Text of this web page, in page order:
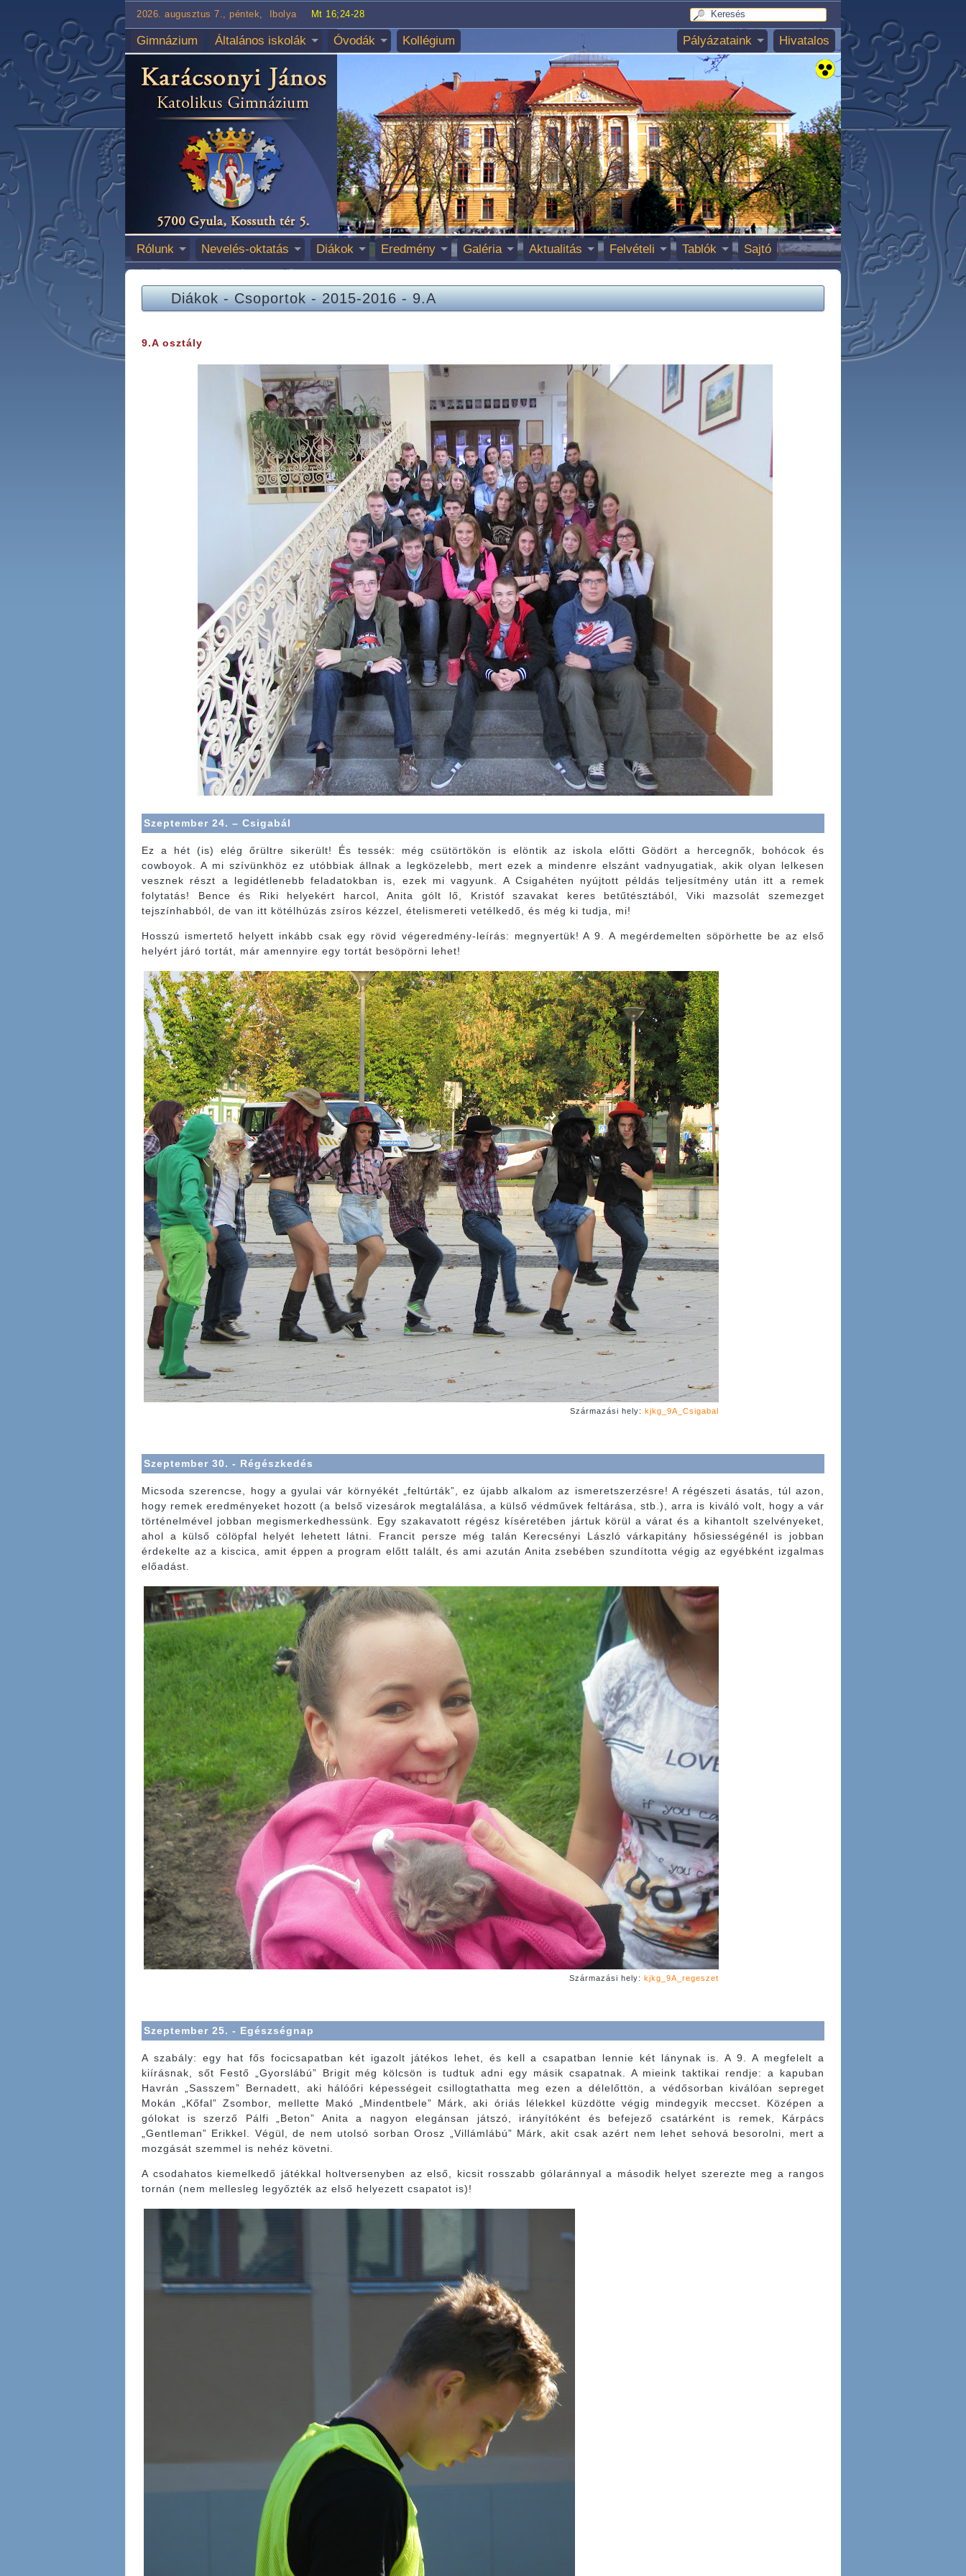
2026. augusztus 7., péntek, Ibolya Mt 16;24-28
Gimnázium Általános iskolák Óvodák Kollégium Hivatalos
Pályázataink
Rólunk Nevelés-oktatás Diákok Eredmény Galéria Aktualitás Felvételi Tablók Sajtó
Diákok-Csoportok-2015-2016-9.A
9.A osztály
Szeptember 24. – Csigabál
Ez a hét (is) elég őrültre sikerült! És tessék: még csütörtökön is elöntik az iskola előtti Gödört a hercegnők, bohócok és
cowboyok. A mi szívünkhöz ez utóbbiak állnak a legközelebb, mert ezek a mindenre elszánt vadnyugatiak, akik olyan lelkesen
vesznek részt a legidétlenebb feladatokban is, ezek mi vagyunk. A Csigahéten nyújtott példás teljesítmény után itt a remek
folytatás! Bence és Riki helyekért harcol, Anita gólt lő, Kristóf szavakat keres betűtésztából, Viki mazsolát szemezget
tejszínhabból, de van itt kötélhúzás zsíros kézzel, ételismereti vetélkedő, és még ki tudja, mi!
Hosszú ismertető helyett inkább csak egy rövid végeredmény-leírás: megnyertük! A 9. A megérdemelten söpörhette be az első
helyért járó tortát, már amennyire egy tortát besöpörni lehet!
Származási hely: kjkg_9A_Csigabal
Szeptember 30. - Régészkedés
Micsoda szerencse, hogy a gyulai vár környékét „feltúrták”, ez újabb alkalom az ismeretszerzésre! A régészeti ásatás, túl azon,
hogy remek eredményeket hozott (a belső vizesárok megtalálása, a külső védművek feltárása, stb.), arra is kiváló volt, hogy a vár
történelmével jobban megismerkedhessünk. Egy szakavatott régész kíséretében jártuk körül a várat és a kihantolt szelvényeket,
ahol a külső cölöpfal helyét lehetett látni. Francit persze még talán Kerecsényi László várkapitány hősiességénél is jobban
érdekelte az a kiscica, amit éppen a program előtt talált, és ami azután Anita zsebében szundította végig az egyébként izgalmas
előadást.
Származási hely: kjkg_9A_regeszet
Szeptember 25. - Egészségnap
A szabály: egy hat fős focicsapatban két igazolt játékos lehet, és kell a csapatban lennie két lánynak is. A 9. A megfelelt a
kiírásnak, sőt Festő „Gyorslábú” Brigit még kölcsön is tudtuk adni egy másik csapatnak. A mieink taktikai rendje: a kapuban
Havrán „Sasszem” Bernadett, aki hálóőri képességeit csillogtathatta meg ezen a délelőttön, a védősorban kiválóan sepreget
Mokán „Kőfal” Zsombor, mellette Makó „Mindentbele” Márk, aki óriás lélekkel küzdötte végig mindegyik meccset. Középen a
gólokat is szerző Pálfi „Beton” Anita a nagyon elegánsan játszó, irányítóként és befejező csatárként is remek, Kárpács
„Gentleman” Erikkel. Végül, de nem utolsó sorban Orosz „Villámlábú” Márk, akit csak azért nem lehet sehová besorolni, mert a
mozgását szemmel is nehéz követni.
A csodahatos kiemelkedő játékkal holtversenyben az első, kicsit rosszabb gólaránnyal a második helyet szerezte meg a rangos
tornán (nem mellesleg legyőzték az első helyezett csapatot is)!